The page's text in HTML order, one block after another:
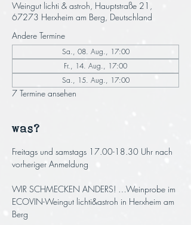
Weingut lichti & astroh, Hauptstraße 21,
67273 Herxheim am Berg, Deutschland
Andere Termine
Sa., 08. Aug., 17:00
Fr., 14. Aug., 17:00
Sa., 15. Aug., 17:00
7 Termine ansehen
was?
Freitags und samstags 17.00-18.30 Uhr nach
vorheriger Anmeldung
WIR SCHMECKEN ANDERS! …Weinprobe im
ECOVIN-Weingut lichti&astroh in Herxheim am
Berg